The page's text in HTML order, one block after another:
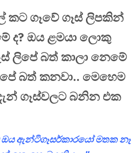
කට ගෑවේ ගෑස් ලිපකින්
ද? ඔය ළමයා ලොකු
ලිපේ බත් කාලා නෙමේ
බත් කනවා.. මෙහෙම
දැන් ගෑස්වලට බනින එක
ඇන්ටිගෑසර්කාරයෝ මතක නෑ